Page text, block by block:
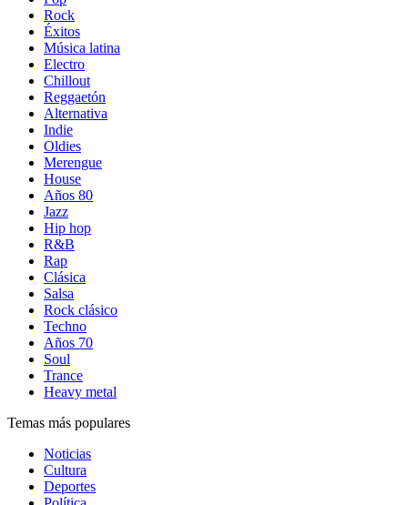
Rock
Éxitos
Música latina
Electro
Chillout
Reggaetón
Alternativa
Indie
Oldies
Merengue
House
Años 80
Jazz
Hip hop
R&B
Rap
Clásica
Salsa
Rock clásico
Techno
Años 70
Soul
Trance
Heavy metal
Temas más populares
Noticias
Cultura
Deportes